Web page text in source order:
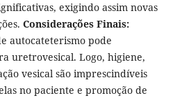
exigindo assim novas
Considerações Finais:
autocateterismo pode
uretrovesical. Logo, higiene,
vesical são imprescindíveis
no paciente e promoção de